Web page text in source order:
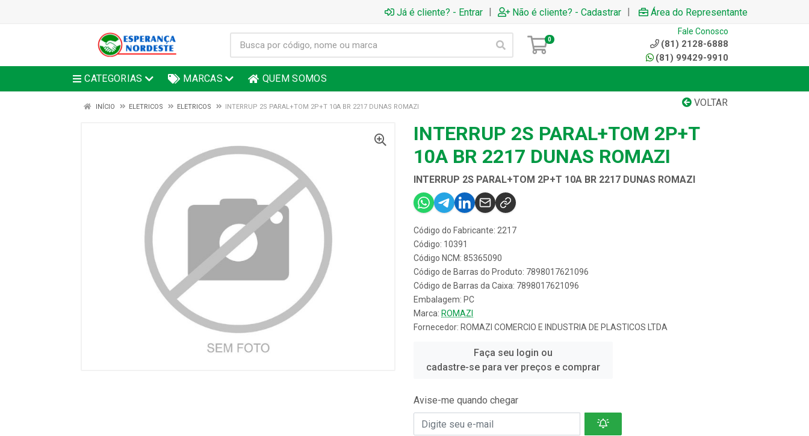
Já é cliente? - Entrar | Não é cliente? - Cadastrar | Área do Representante
0
Fale Conosco
(81) 2128-6888
(81) 99429-9910
CATEGORIAS MARCAS QUEM SOMOS
VOLTAR
INÍCIO ELETRICOS ELETRICOS INTERRUP 2S PARAL+TOM 2P+T 10A BR 2217 DUNAS ROMAZI
INTERRUP 2S PARAL+TOM 2P+T
10A BR 2217 DUNAS ROMAZI
INTERRUP 2S PARAL+TOM 2P+T 10A BR 2217 DUNAS ROMAZI
Código do Fabricante: 2217
Código: 10391
Código NCM: 85365090
Código de Barras do Produto: 7898017621096
Código de Barras da Caixa: 7898017621096
Embalagem: PC
Marca: ROMAZI
Fornecedor: ROMAZI COMERCIO E INDUSTRIA DE PLASTICOS LTDA
Faça seu login ou
cadastre-se para ver preços e comprar
Avise-me quando chegar